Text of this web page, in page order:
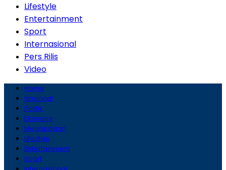
Lifestyle
Entertainment
Sport
Internasional
Pers Rilis
Video
Home
Nasional
Politik
Ekonomi
Megapolitan
Lifestyle
Entertainment
Sport